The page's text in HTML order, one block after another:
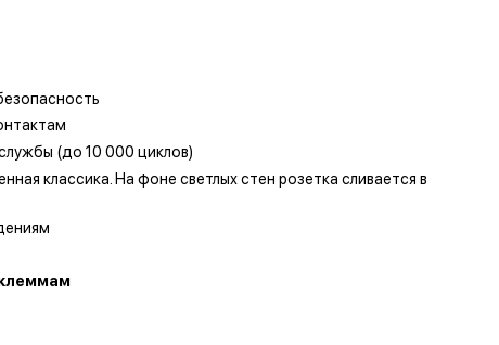
(до 10 000 циклов)
классика. На фоне светлых стен розетка сливается в